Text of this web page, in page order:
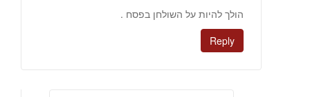
הולך להיות על השולחן בפסח .
Reply